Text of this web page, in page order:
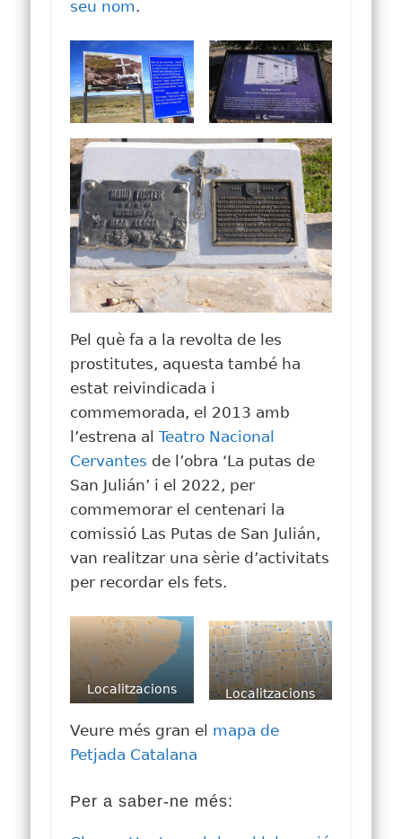
seu nom.
Pel què fa a la revolta de les
prostitutes, aquesta també ha
estat reivindicada i
commemorada, el 2013 amb
l’estrena alTeatro Nacional
Cervantes de l’obra ‘La putas de
San Julián’ i el 2022, per
commemorar el centenari la
comissió Las Putas de San Julián,
van realitzar una sèrie d’activitats
per recordar els fets.
Localitzacions
els fets
Localitzacions
Veure més gran el mapa de
Petjada Catalana
Per a saber-ne més: